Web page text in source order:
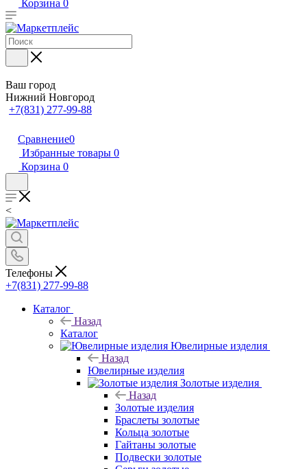
Корзина 0
Ваш город
Нижний Новгород
+7(831) 277-99-88
Сравнение0
Избранные товары 0
Корзина 0
<
Телефоны
+7(831) 277-99-88
Каталог
Назад
Каталог
Ювелирные изделия
Назад
Ювелирные изделия
Золотые изделия
Назад
Золотые изделия
Браслеты золотые
Кольца золотые
Гайтаны золотые
Подвески золотые